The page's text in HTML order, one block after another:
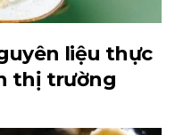
liệu thực
thị trường